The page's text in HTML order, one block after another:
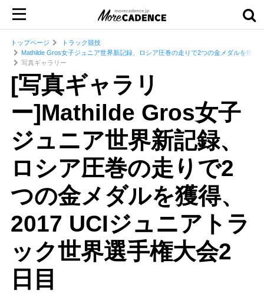
トップページ
トラック競技
Mathilde Gros女子ジュニア世界新記録、ロシア圧巻の走りで2つの金メダルを獲得
写真ギャラリー
[写真ギャラリ
ー]Mathilde Gros女子
ジュニア世界新記録、
ロシア圧巻の走りで2
つの金メダルを獲得、
2017 UCIジュニアトラ
ック世界選手権大会2
日目